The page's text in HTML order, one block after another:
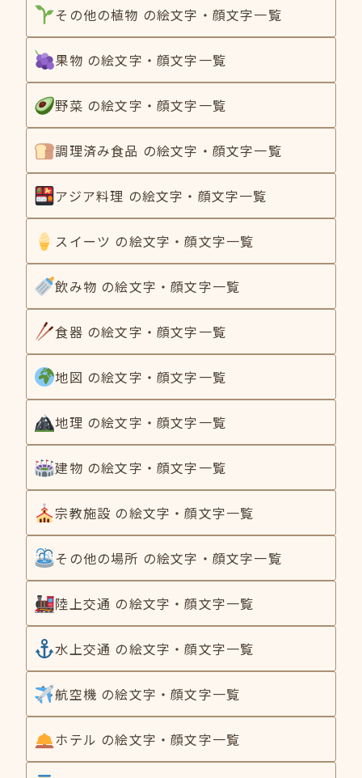
その他の植物 の絵文字・顔文字一覧
果物 の絵文字・顔文字一覧
野菜 の絵文字・顔文字一覧
調理済み食品 の絵文字・顔文字一覧
アジア料理 の絵文字・顔文字一覧
スイーツ の絵文字・顔文字一覧
飲み物 の絵文字・顔文字一覧
食器 の絵文字・顔文字一覧
地図 の絵文字・顔文字一覧
地理 の絵文字・顔文字一覧
建物 の絵文字・顔文字一覧
宗教施設 の絵文字・顔文字一覧
その他の場所 の絵文字・顔文字一覧
陸上交通 の絵文字・顔文字一覧
水上交通 の絵文字・顔文字一覧
航空機 の絵文字・顔文字一覧
ホテル の絵文字・顔文字一覧